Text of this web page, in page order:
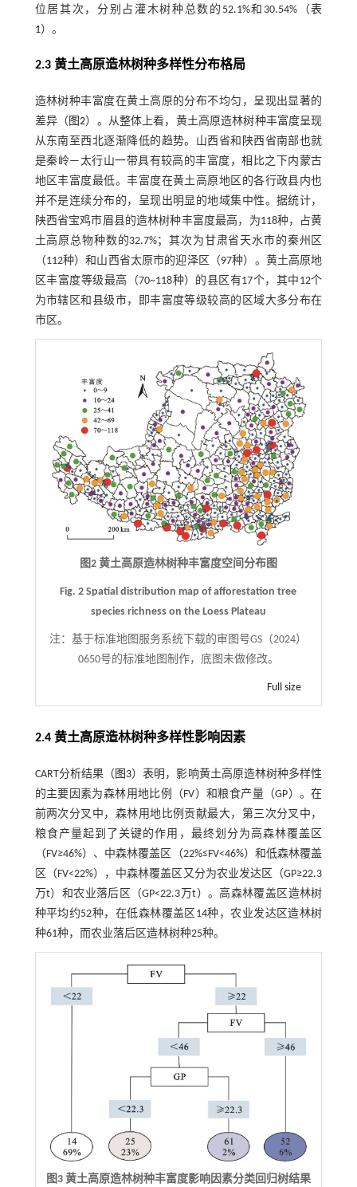
位居其次，分别占灌木树种总数的52.1%和30.54%（表
1）。
2.3 黄土高原造林树种多样性分布格局
造林树种丰富度在黄土高原的分布不均匀，呈现出显著的
差异（ 图2）。从整体上看，黄土高原造林树种丰富度呈现
从东南至西北逐渐降低的趋势。山西省和陕西省南部也就
是秦岭—太行山一带具有较高的丰富度，相比之下内蒙古
地区丰富度最低。丰富度在黄土高原地区的各行政县内也
并不是连续分布的，呈现出明显的地域集中性。据统计，
陕西省宝鸡市眉县的造林树种丰富度最高，为118种，占黄
土高原总物种数的32.7%；其次为甘肃省天水市的秦州区
（112种）和山西省太原市的迎泽区（97种）。黄土高原地
区丰富度等级最高（70~118种）的县区有17个，其中12个
为市辖区和县级市，即丰富度等级较高的区域大多分布在
市区。
图2 黄土高原造林树种丰富度空间分布图
Fig. 2 Spatial distribution map of afforestation tree
species richness on the Loess Plateau
注：基于标准地图服务系统下载的审图号GS（2024）
0650号的标准地图制作，底图未做修改。
Full size
2.4 黄土高原造林树种多样性影响因素
CART分析结果（ 图3）表明，影响黄土高原造林树种多样性
的主要因素为森林用地比例（FV）和粮食产量（GP）。在
前两次分叉中，森林用地比例贡献最大，第三次分叉中，
粮食产量起到了关键的作用，最终划分为高森林覆盖区
（FV≥46%）、中森林覆盖区（22%≤FV<46%）和低森林覆盖
区（FV<22%），中森林覆盖区又分为农业发达区（GP≥22.3
万t）和农业落后区（GP<22.3万t）。高森林覆盖区造林树
种平均约52种，在低森林覆盖区14种，农业发达区造林树
种61种，而农业落后区造林树种25种。
图3 黄土高原造林树种丰富度影响因素分类回归树结果